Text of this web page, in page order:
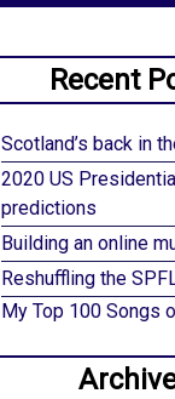
Recent
Scotland’s back in
2020 US
predictions
Building an online
Reshuffling the
My Top 100 Songs